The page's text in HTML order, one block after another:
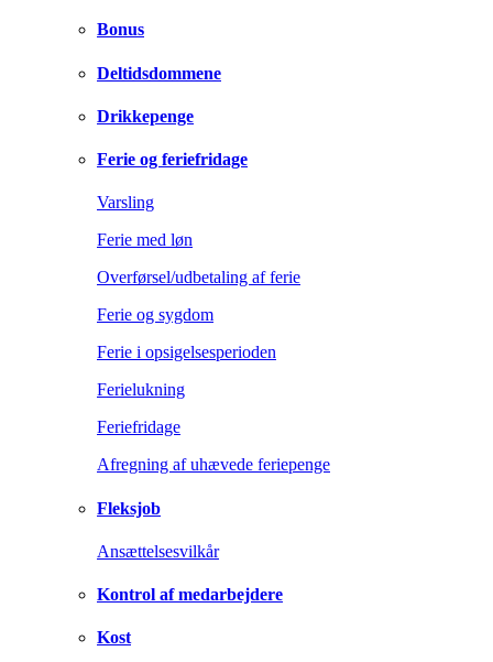
Bonus
Deltidsdommene
Drikkepenge
Ferie og feriefridage
Varsling
Ferie med løn
Overførsel/udbetaling af ferie
Ferie og sygdom
Ferie i opsigelsesperioden
Ferielukning
Feriefridage
Afregning af uhævede feriepenge
Fleksjob
Ansættelsesvilkår
Kontrol af medarbejdere
Kost